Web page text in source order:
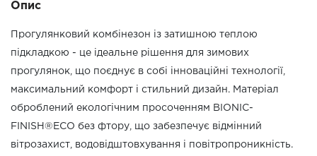
Опис
Прогулянковий комбінезон із затишною теплою
підкладкою - це ідеальне рішення для зимових
прогулянок, що поєднує в собі інноваційні технології,
максимальний комфорт і стильний дизайн. Матеріал
оброблений екологічним просоченням BIONIC-
FINISH®ECO без фтору, що забезпечує відмінний
вітрозахист, водовідштовхування і повітропроникність.